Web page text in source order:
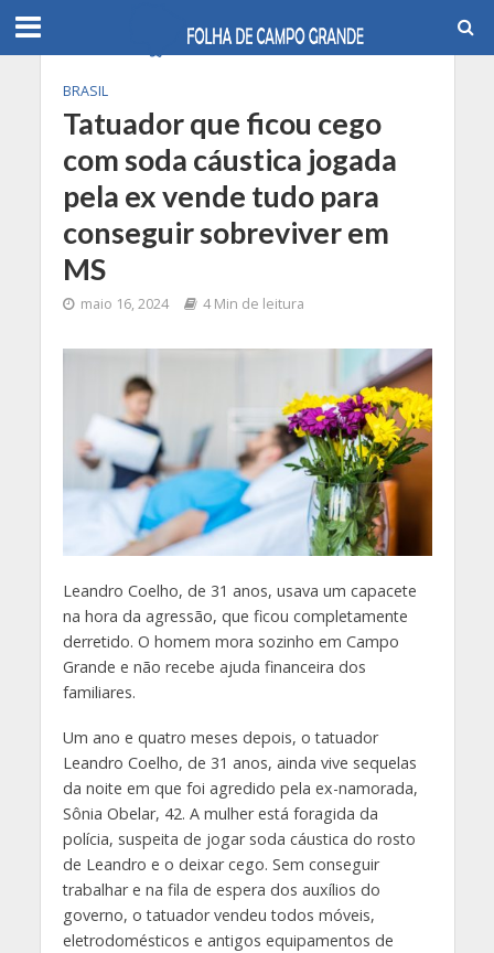
BRASIL
Tatuador que ficou cego
com soda cáustica jogada
pela ex vende tudo para
conseguir sobreviver em
MS
maio 16, 2024 4 Min de leitura
Leandro Coelho, de 31 anos, usava um capacete
na hora da agressão, que ficou completamente
derretido. O homem mora sozinho em Campo
Grande e não recebe ajuda financeira dos
familiares.
Um ano e quatro meses depois, o tatuador
Leandro Coelho, de 31 anos, ainda vive sequelas
da noite em que foi agredido pela ex-namorada,
Sônia Obelar, 42. A mulher está foragida da
polícia, suspeita de jogar soda cáustica do rosto
de Leandro e o deixar cego. Sem conseguir
trabalhar e na fila de espera dos auxílios do
governo, o tatuador vendeu todos móveis,
eletrodomésticos e antigos equipamentos de